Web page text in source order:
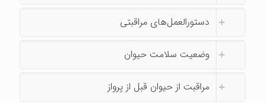
دستورالعمل‌های مراقبتی
وضعیت سلامت حیوان
مراقبت از حیوان قبل از پرواز